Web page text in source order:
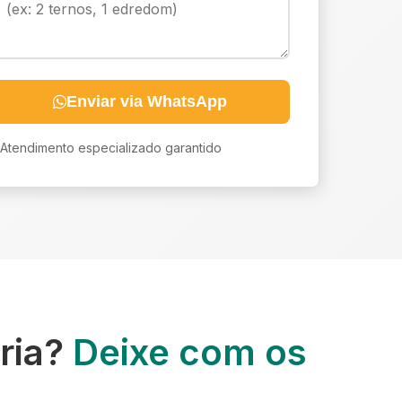
Enviar via WhatsApp
Atendimento especializado garantido
Deixe com os